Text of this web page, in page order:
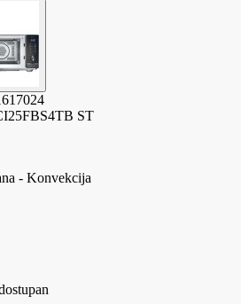
ST
- Konvekcija